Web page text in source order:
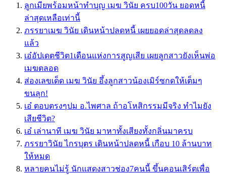
ลูกเมียพร้อมหน้าทำบุญ เมฆ วินัย ครบ100วัน ยอดหนี้
ล่าสุดเหลือเท่านี้
ภรรยาเมฆ วินัย เดินหน้าปลดหนี้ เผยยอดล่าสุดลดลง
แล้ว
เอ๋อัปเดตชีวิต1เดือนแห่งการสูญเสีย เผยลูกสาวยังเห็นพ่อ
เมฆตลอด
ส่องเลขเด็ด เมฆ วินัย อึ้งลูกสาวน้องเมิร์ซกดให้เต็มๆ
ขนลุก!
เอ๋ ตอบตรงๆปม อ.ไพศาล ถ้าอโหสิกรรมมีจริง ทำไมยัง
เสียชีวิต?
เอ๋ เล่านาที เมฆ วินัย มาหาทั้งเสียงทั้งกลิ่นมาครบ
ภรรยาวินัย ไกรบุตร เดินหน้าปลดหนี้ เกือบ 10 ล้านบาท
ให้หมด
หลายคนไม่รู้ นักแสดงสาวช่อง7คนนี้ ขึ้นคอนเสิร์ตเพื่อ